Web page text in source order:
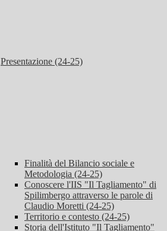
Presentazione (24-25)
Finalità del Bilancio sociale e
Metodologia (24-25)
Conoscere l'IIS "Il Tagliamento" di
Spilimbergo attraverso le parole di
Claudio Moretti (24-25)
Territorio e contesto (24-25)
Storia dell'Istituto "Il Tagliamento"